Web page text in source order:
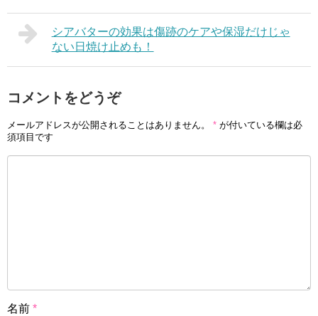
シアバターの効果は傷跡のケアや保湿だけじゃ
ない日焼け止めも！
コメントをどうぞ
メールアドレスが公開されることはありません。 * が付いている欄は必
須項目です
名前 *